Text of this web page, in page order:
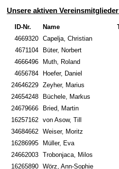
Unsere aktiven
ID-Nr. Name
4669320 Capelja, Christian
4671104
Büter, Norbert
4666496
Muth, Roland
4656784
Hoefer, Daniel
24646229 Zeyher, Marius
24654248
Büchele, Markus
24679666
Bried, Martin
16257162 von Asow, Till
34684662 Weiser, Moritz
16286995
Müller, Eva
24662003 Trobonjaca, Milos
16265890 Wörz, Ann-Sophie